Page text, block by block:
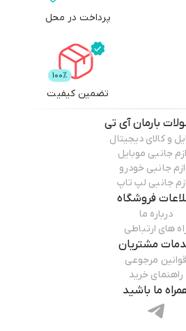
پرداخت در محل
تضمین کیفیت
بارمان آی تی
و کالای دیجیتال
جانبی موبایل
جانبی خودرو
جانبی لپ تاپ
فروشگاه
درباره ما
های ارتباطی
مشتریان
قوانین مرجوعی
راهنمای خرید
ما باشید